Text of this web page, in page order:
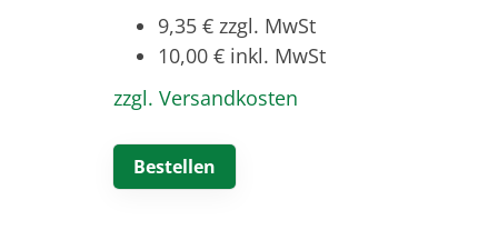
9,35 € zzgl. MwSt
10,00 € inkl. MwSt
zzgl. Versandkosten
Bestellen